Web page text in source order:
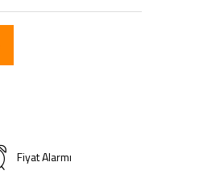
Fiyat Alarmı